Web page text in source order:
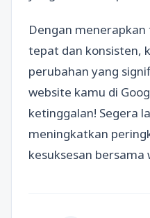
Dengan menerapkan
tepat dan konsisten,
perubahan yang
website kamu di
ketinggalan! Segera
meningkatkan
kesuksesan bersama